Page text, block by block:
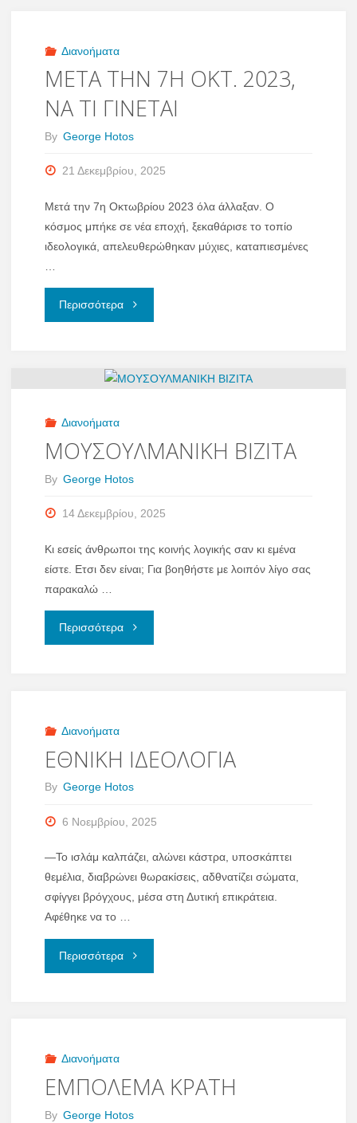
Διανοήματα
ΜΕΤΑ ΤΗΝ 7Η ΟΚΤ. 2023,
ΝΑ ΤΙ ΓΙΝΕΤΑΙ
By George Hotos
21 Δεκεμβρίου, 2025
Μετά την 7η Οκτωβρίου 2023 όλα άλλαξαν. Ο
κόσμος μπήκε σε νέα εποχή, ξεκαθάρισε το τοπίο
ιδεολογικά, απελευθερώθηκαν μύχιες, καταπιεσμένες
Περισσότερα"ΜΕΤΑ
7Η
2023,
ΝΑ
ΤΙ
Διανοήματα
ΜΟΥΣΟΥΛΜΑΝΙΚΗ ΒΙΖΙΤΑ
By George Hotos
14 Δεκεμβρίου, 2025
Κι εσείς άνθρωποι της κοινής λογικής σαν κι εμένα
είστε. Ετσι δεν είναι; Για βοηθήστε με λοιπόν λίγο σας
παρακαλώ …
Περισσότερα"ΜΟΥΣΟΥΛΜΑΝΙΚΗ
Διανοήματα
ΕΘΝΙΚΗ ΙΔΕΟΛΟΓΙΑ
By George Hotos
6 Νοεμβρίου, 2025
—Το ισλάμ καλπάζει, αλώνει κάστρα, υποσκάπτει
θεμέλια, διαβρώνει θωρακίσεις, αδθνατίζει σώματα,
σφίγγει βρόγχους, μέσα στη Δυτική επικράτεια.
Αφέθηκε να το …
Περισσότερα"ΕΘΝΙΚΗ
Διανοήματα
ΕΜΠΟΛΕΜΑ ΚΡΑΤΗ
By George Hotos